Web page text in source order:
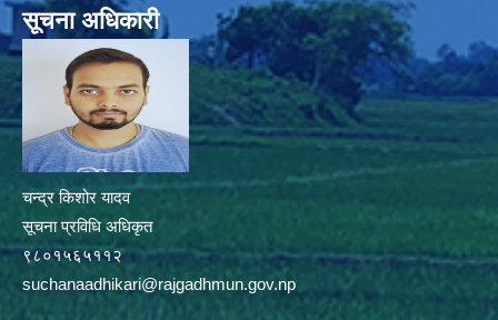
सूचना अधिकारी
चन्द्र किशोर यादव
सूचना प्रविधि अधिकृत
९८०१५६५११२
suchanaadhikari@rajgadhmun.gov.np